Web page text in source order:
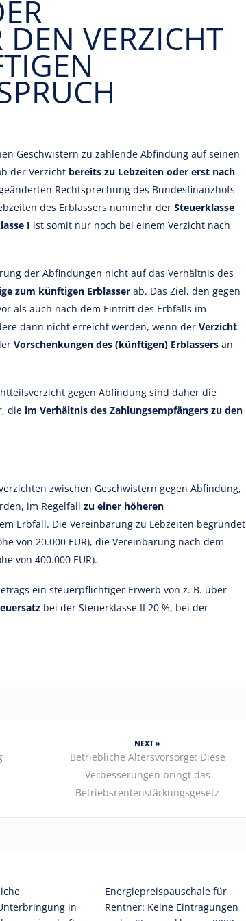
VERZICHT
Geschwistern zu zahlende Abfindung auf seinen
der Verzicht bereits zu Lebzeiten oder erst nach
Rechtsprechung des Bundesfinanzhofs
des Erblassers nunmehr der Steuerklasse
I ist somit nur noch bei einem Verzicht nach
der Abfindungen nicht auf das Verhältnis des
zum künftigen Erblasser ab. Das Ziel, den gegen
als auch nach dem Eintritt des Erbfalls im
dann nicht erreicht werden, wenn der Verzicht
Vorschenkungen des (künftigen) Erblassers an
gegen Abfindung sind daher die
die im Verhältnis des Zahlungsempfängers zu den
zwischen Geschwistern gegen Abfindung,
im Regelfall zu einer höheren
Erbfall. Die Vereinbarung zu Lebzeiten begründet
von 20.000 EUR), die Vereinbarung nach dem
von 400.000 EUR).
ein steuerpflichtiger Erwerb von z. B. über
bei der Steuerklasse II 20 %, bei der
NEXT »
Betriebliche Altersvorsorge: Diese
Verbesserungen bringt das
Betriebsrentenstärkungsgesetz
in
Energiepreispauschale für
Rentner: Keine Eintragungen